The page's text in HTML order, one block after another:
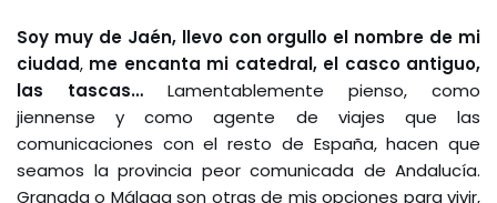
Soy muy de Jaén, llevo con orgullo el nombre de mi
ciudad, me encanta mi catedral, el casco antiguo,
las tascas… Lamentablemente pienso, como
jiennense y como agente de viajes que las
comunicaciones con el resto de España, hacen que
seamos la provincia peor comunicada de Andalucía.
Granada o Málaga son otras de mis opciones para vivir,